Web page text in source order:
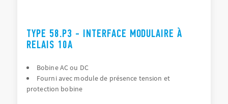
TYPE 58.P3 - INTERFACE MODULAIRE À
RELAIS 10A
Bobine AC ou DC
Fourni avec module de présence tension et
protection bobine